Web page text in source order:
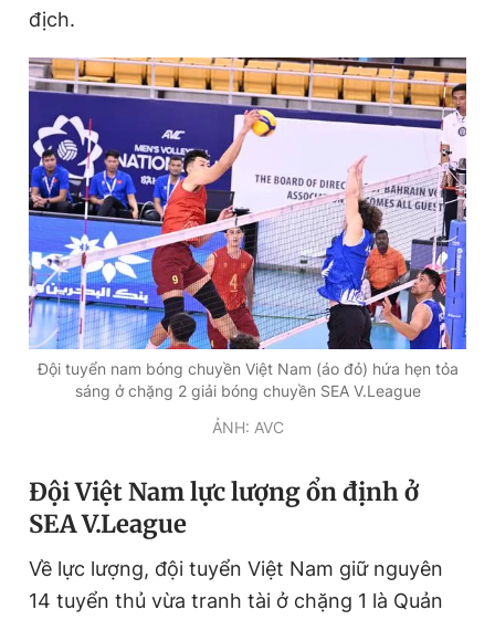
Theo dõi báo trên
Hotline
0906 645 777
Liên hệ quảng cáo
0908 780 404
Đặt báo Quảng cáo RSS Tòa soạn Chính sách bảo
Tổng biên tập: Nguyễn Ngọc Toàn
Phó tổng biên tập thường trực: Hải Thành
Phó tổng biên tập: Lâm Hiếu Dũng
Phó tổng biên tập: Trần Việt Hưng
Tổng thư ký tòa soạn: Đức Trung
Giấy phép xuất bản số 110/GP - BTTTT cấp ngày 24.3.2020
© 2003-2026 Bản quyền thuộc về Báo Thanh Niên. Cấm sao
chép dưới mọi hình thức nếu không có sự chấp thuận bằng văn
bản. Phát triển bởi ePi Technologies, JSC.
địch.
Đội tuyển nam bóng chuyền Việt Nam (áo đỏ) hứa hẹn tỏa
sáng ở chặng 2 giải bóng chuyền SEA V.League
ẢNH: AVC
Đội Việt Nam lực lượng ổn định ở
SEA V.League
Về lực lượng, đội tuyển Việt Nam giữ nguyên
14 tuyển thủ vừa tranh tài ở chặng 1 là Quản